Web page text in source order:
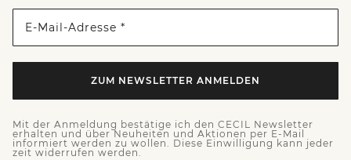
E-Mail-Adresse *
ZUM NEWSLETTER ANMELDEN
Mit der Anmeldung bestätige ich den CECIL Newsletter
erhalten und über Neuheiten und Aktionen per E-Mail
informiert werden zu wollen. Diese Einwilligung kann jeder
zeit widerrufen werden.